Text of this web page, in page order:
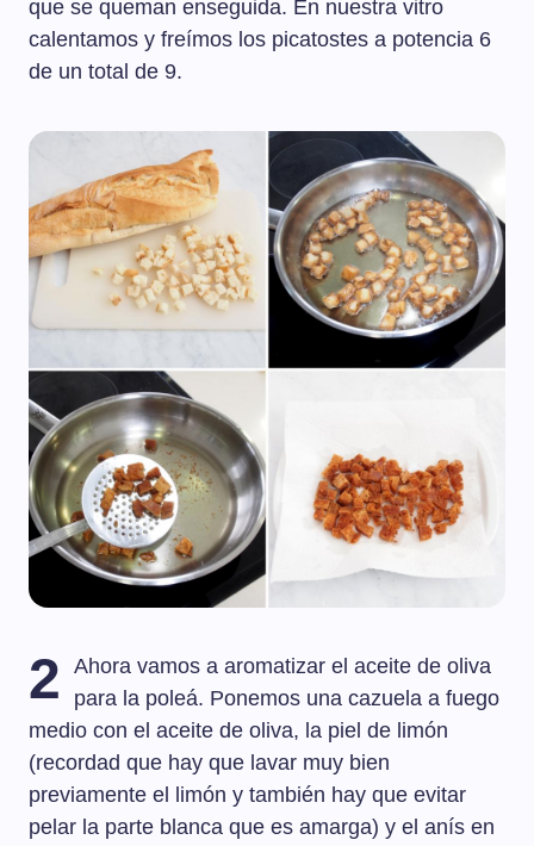
que se queman enseguida. En nuestra vitro
calentamos y freímos los picatostes a potencia 6
de un total de 9.
2
Ahora vamos a aromatizar el aceite de oliva
para la poleá. Ponemos una cazuela a fuego
medio con el aceite de oliva, la piel de limón
(recordad que hay que lavar muy bien
previamente el limón y también hay que evitar
pelar la parte blanca que es amarga) y el anís en